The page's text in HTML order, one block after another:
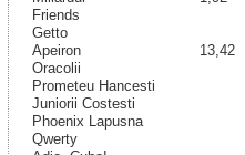
Friends
Getto
Apeiron
13,42
Oracolii
Prometeu Hancesti
Juniorii Costesti
Phoenix Lapusna
Qwerty